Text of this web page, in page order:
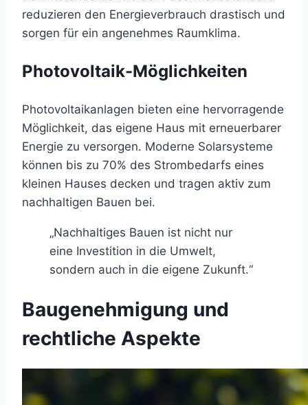
reduzieren den Energieverbrauch drastisch und
sorgen für ein angenehmes Raumklima.
Photovoltaik-Möglichkeiten
Photovoltaikanlagen bieten eine hervorragende
Möglichkeit, das eigene Haus mit erneuerbarer
Energie zu versorgen. Moderne Solarsysteme
können bis zu 70% des Strombedarfs eines
kleinen Hauses decken und tragen aktiv zum
nachhaltigen Bauen bei.
„Nachhaltiges Bauen ist nicht nur
eine Investition in die Umwelt,
sondern auch in die eigene Zukunft.“
Baugenehmigung und
rechtliche Aspekte